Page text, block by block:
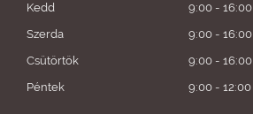
Kedd
9:00 - 16:00
Szerda
9:00 - 16:00
Csütörtök
9:00 - 16:00
Péntek
9:00 - 12:00